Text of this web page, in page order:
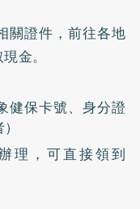
關證件，前往各地
金。
健保卡號、身分證
理，可直接領到